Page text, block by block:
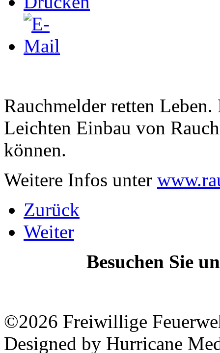
Rauchmelder retten
Leichten Einbau von
können.
Weitere Infos unter
Zurück
Weiter
Besuchen Sie
©2026 Freiwillige
Designed by Hurricane